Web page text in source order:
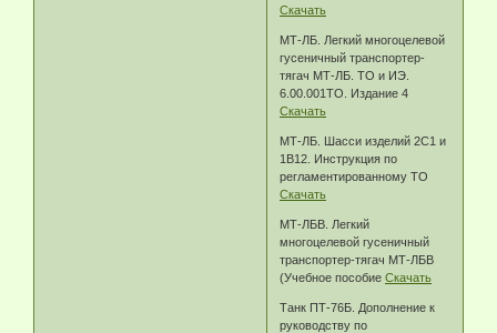
Скачать
МТ-ЛБ. Легкий многоцелевой
гусеничный транспортер-
тягач МТ-ЛБ. ТО и ИЭ.
6.00.001ТО. Издание 4
Скачать
МТ-ЛБ. Шасси изделий 2С1 и
1В12. Инструкция по
регламентированному ТО
Скачать
МТ-ЛБВ. Легкий
многоцелевой гусеничный
транспортер-тягач МТ-ЛБВ
(Учебное пособиеСкачать
Танк ПТ-76Б. Дополнение к
руководству по